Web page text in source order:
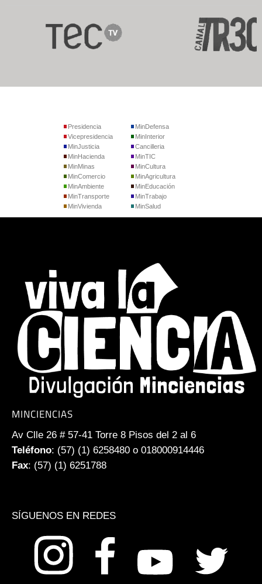
Presidencia
Vicepresidencia
MinJusticia
MinDefensa
MinInterior
Cancilleria
MinHacienda
MinMinas
MinComercio
MinTIC
MinCultura
MinAgricultura
MinAmbiente
MinTransporte
MinVivienda
MinEducación
MinTrabajo
MinSalud
MINCIENCIAS
Av Clle 26 # 57-41 Torre 8 Pisos del 2 al 6
Teléfono: (57) (1) 6258480 o 018000914446
Fax: (57) (1) 6251788
SÍGUENOS EN REDES